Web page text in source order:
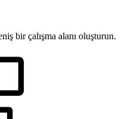
bir çalışma alanı oluşturun.